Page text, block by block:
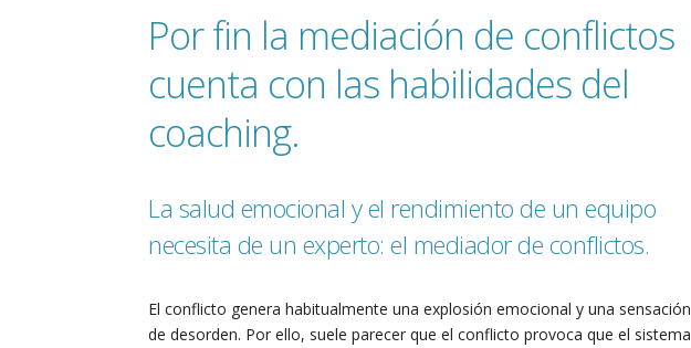
Por fin la mediación de conflictos
cuenta con las habilidades del
coaching.
La salud emocional y el rendimiento de un equipo
necesita de un experto: el mediador de conflictos.
El conflicto genera habitualmente una explosión emocional y una sensación
de desorden. Por ello, suele parecer que el conflicto provoca que el sistema